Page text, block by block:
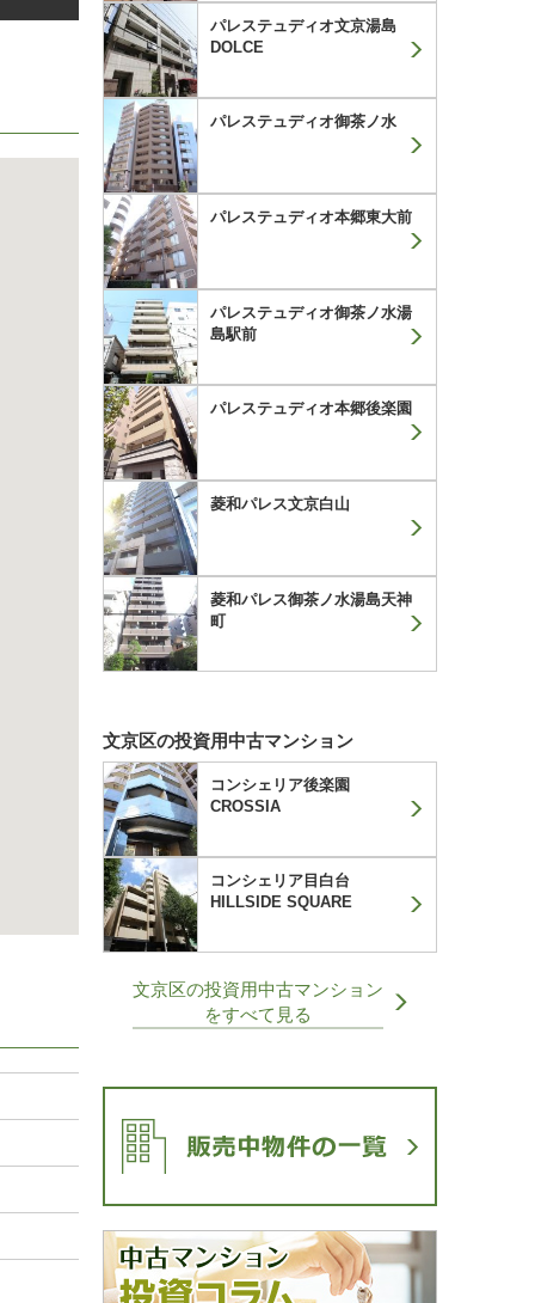
パレステュディオ文京湯島
DOLCE
パレステュディオ御茶ノ水
パレステュディオ本郷東大前
パレステュディオ御茶ノ水湯
島駅前
パレステュディオ本郷後楽園
菱和パレス文京白山
菱和パレス御茶ノ水湯島天神
町
文京区の投資用中古マンション
コンシェリア後楽園
CROSSIA
コンシェリア目白台
HILLSIDE SQUARE
文京区の投資用中古マンション
をすべて見る